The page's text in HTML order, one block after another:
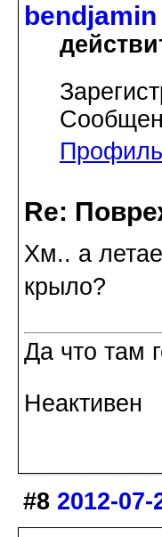
bendjamin
Профиль
Re:
Хм.. а
крыло?
Да что там
Неактивен
#8 2012-07-